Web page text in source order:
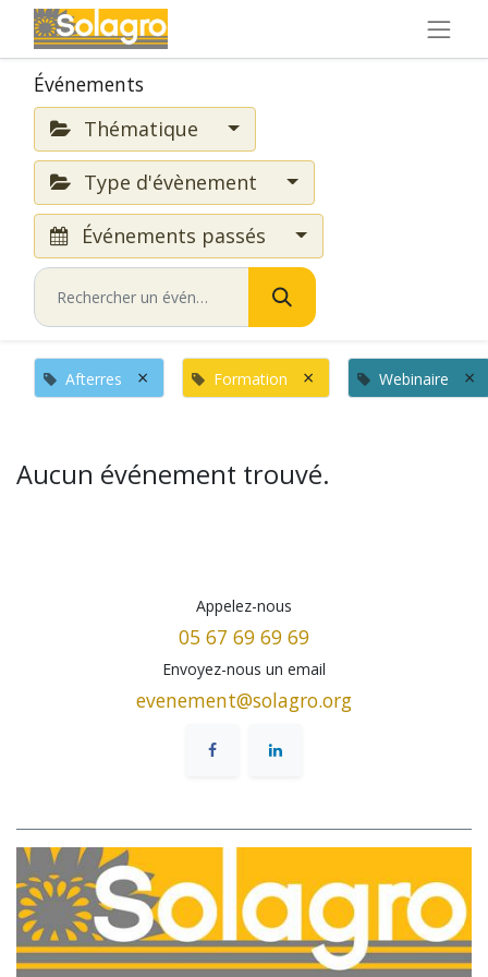
Événements
Thématique
Type d'évènement
Événements passés
Afterres × Formation × Webinaire ×
Aucun événement trouvé.
Appelez-nous
05 67 69 69 69
Envoyez-nous un email
evenement@solagro.org